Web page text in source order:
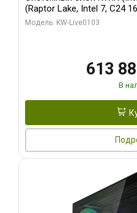
(Raptor Lake, Intel 7, C24
модуля)/ Afox RTX4090
Модель: KW-Live0103
613
В